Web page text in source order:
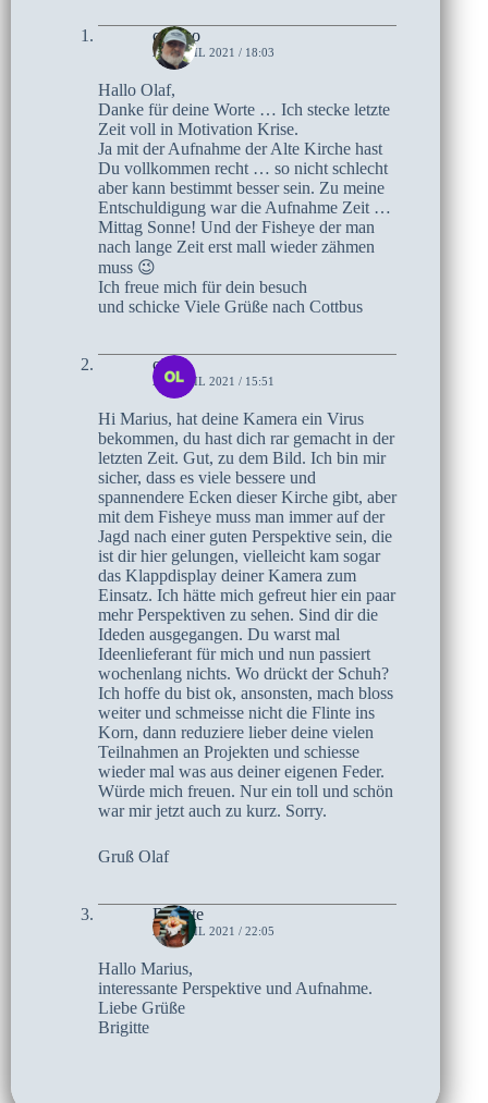
czoczo
28. APRIL 2021 / 18:03
Hallo Olaf,
Danke für deine Worte … Ich stecke letzte
Zeit voll in Motivation Krise.
Ja mit der Aufnahme der Alte Kirche hast
Du vollkommen recht … so nicht schlecht
aber kann bestimmt besser sein. Zu meine
Entschuldigung war die Aufnahme Zeit …
Mittag Sonne! Und der Fisheye der man
nach lange Zeit erst mall wieder zähmen
muss 😉
Ich freue mich für dein besuch
und schicke Viele Grüße nach Cottbus
olaf
27. APRIL 2021 / 15:51
Hi Marius, hat deine Kamera ein Virus
bekommen, du hast dich rar gemacht in der
letzten Zeit. Gut, zu dem Bild. Ich bin mir
sicher, dass es viele bessere und
spannendere Ecken dieser Kirche gibt, aber
mit dem Fisheye muss man immer auf der
Jagd nach einer guten Perspektive sein, die
ist dir hier gelungen, vielleicht kam sogar
das Klappdisplay deiner Kamera zum
Einsatz. Ich hätte mich gefreut hier ein paar
mehr Perspektiven zu sehen. Sind dir die
Ideden ausgegangen. Du warst mal
Ideenlieferant für mich und nun passiert
wochenlang nichts. Wo drückt der Schuh?
Ich hoffe du bist ok, ansonsten, mach bloss
weiter und schmeisse nicht die Flinte ins
Korn, dann reduziere lieber deine vielen
Teilnahmen an Projekten und schiesse
wieder mal was aus deiner eigenen Feder.
Würde mich freuen. Nur ein toll und schön
war mir jetzt auch zu kurz. Sorry.
Gruß Olaf
Brigitte
26. APRIL 2021 / 22:05
Hallo Marius,
interessante Perspektive und Aufnahme.
Liebe Grüße
Brigitte